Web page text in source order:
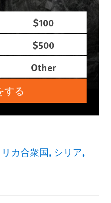
$100
$500
Other
する
カ合衆国 シリア